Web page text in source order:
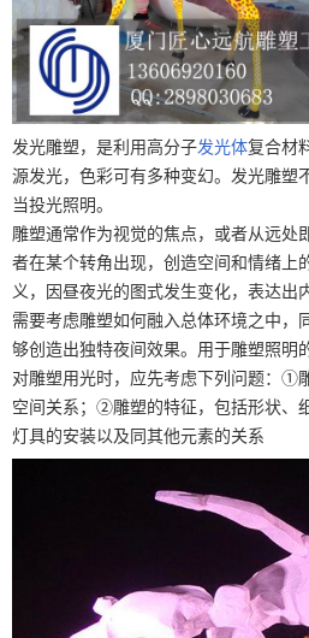
发光雕塑，是利用高分子发光体复合材
源发光，色彩可有多种变幻。发光雕塑
当投光照明。
雕塑通常作为视觉的焦点，或者从远处
者在某个转角出现，创造空间和情绪上
义，因昼夜光的图式发生变化，表达出
需要考虑雕塑如何融入总体环境之中，
够创造出独特夜间效果。用于雕塑照明
对雕塑用光时，应先考虑下列问题：①
空间关系；②雕塑的特征，包括形状、
灯具的安装以及同其他元素的关系